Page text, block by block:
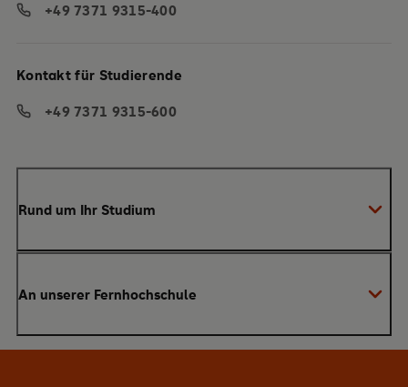
Rund um Ihr Studium
Anrechnung von Vorleistungen
Studienberatung
An unserer Fernhochschule
Warum SRH?
+49 7371 9315-400
Kontakt für Studierende
+49 7371 9315-600